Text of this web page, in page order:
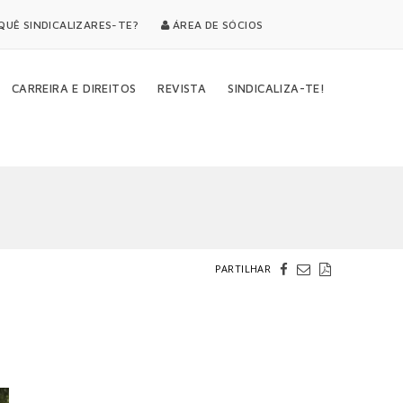
SINDICALIZARES-TE? ÁREA DE SÓCIOS
CARREIRA E DIREITOS REVISTA SINDICALIZA-TE!
PARTILHAR